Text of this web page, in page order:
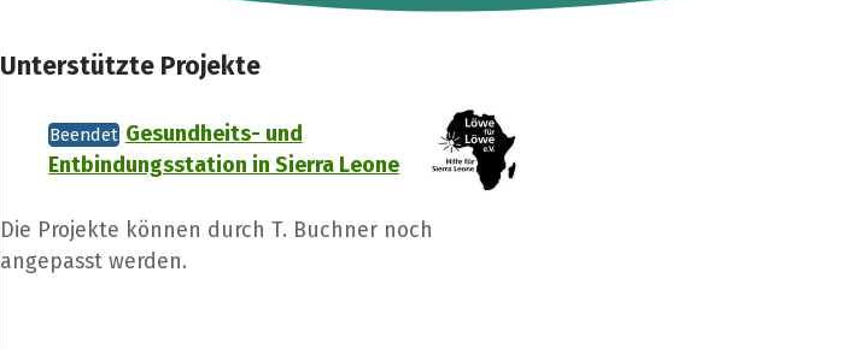
Unterstützte Projekte
Beendet Gesundheits- und
Entbindungsstation in Sierra Leone
Die Projekte können durch T. Buchner noch
angepasst werden.